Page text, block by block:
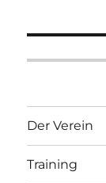
Der Verein
Training